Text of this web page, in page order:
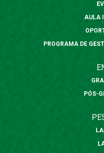
AULA
PROGRAMA DE
PÓS-